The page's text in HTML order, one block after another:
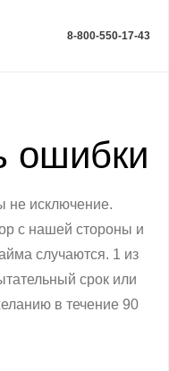
8-800-550-17-43
ошибки
не исключение.
с нашей стороны и
случаются. 1 из
срок или
в течение 90